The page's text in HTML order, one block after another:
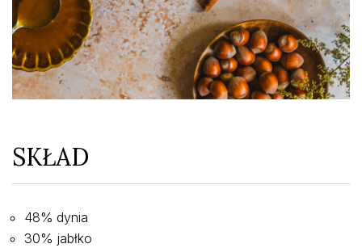
SKŁAD
48% dynia
30% jabłko